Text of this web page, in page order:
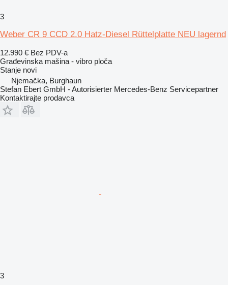
3
Weber CR 9 CCD 2.0 Hatz-Diesel Rüttelplatte NEU lagernd
12.990 € Bez PDV-a
Građevinska mašina - vibro ploča
Stanje novi
Njemačka, Burghaun
Stefan Ebert GmbH - Autorisierter Mercedes-Benz Servicepartner
Kontaktirajte prodavca
3